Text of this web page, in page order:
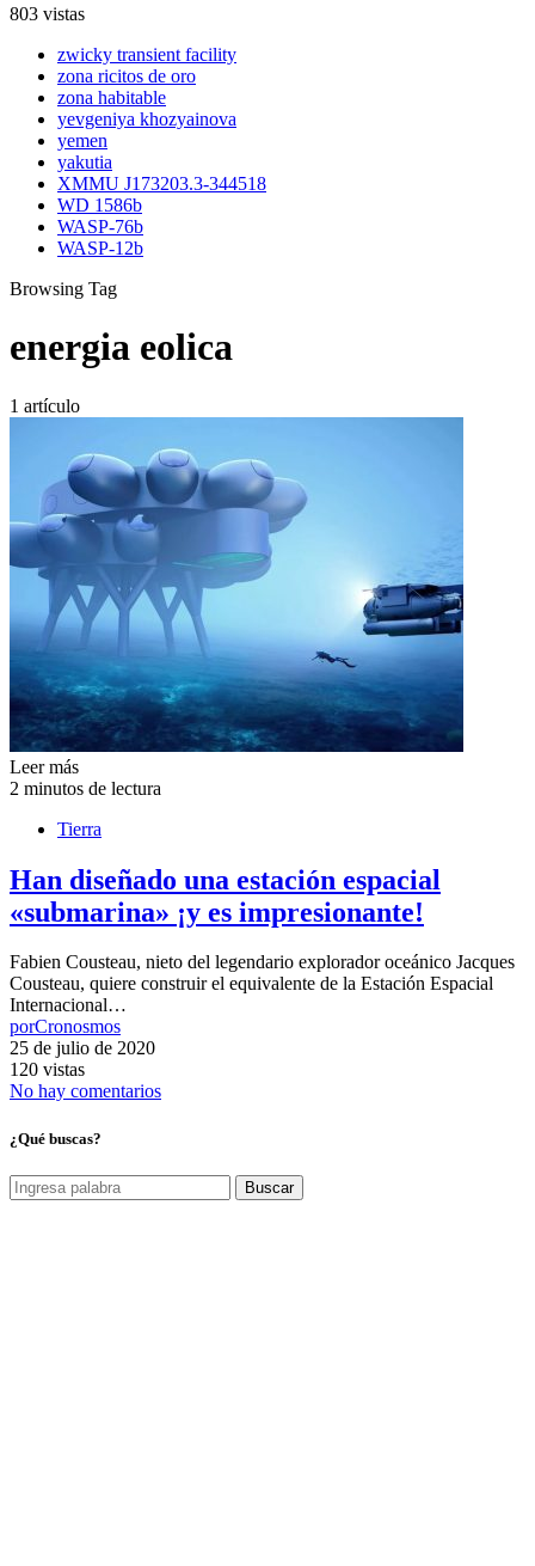
803 vistas
zwicky transient facility
zona ricitos de oro
zona habitable
yevgeniya khozyainova
yemen
yakutia
XMMU J173203.3-344518
WD 1586b
WASP-76b
WASP-12b
Browsing Tag
energia eolica
1 artículo
Leer más
2 minutos de lectura
Tierra
Han diseñado una estación espacial
«submarina» ¡y es impresionante!
Fabien Cousteau, nieto del legendario explorador oceánico Jacques
Cousteau, quiere construir el equivalente de la Estación Espacial
Internacional…
porCronosmos
25 de julio de 2020
120 vistas
No hay comentarios
¿Qué buscas?
Buscar